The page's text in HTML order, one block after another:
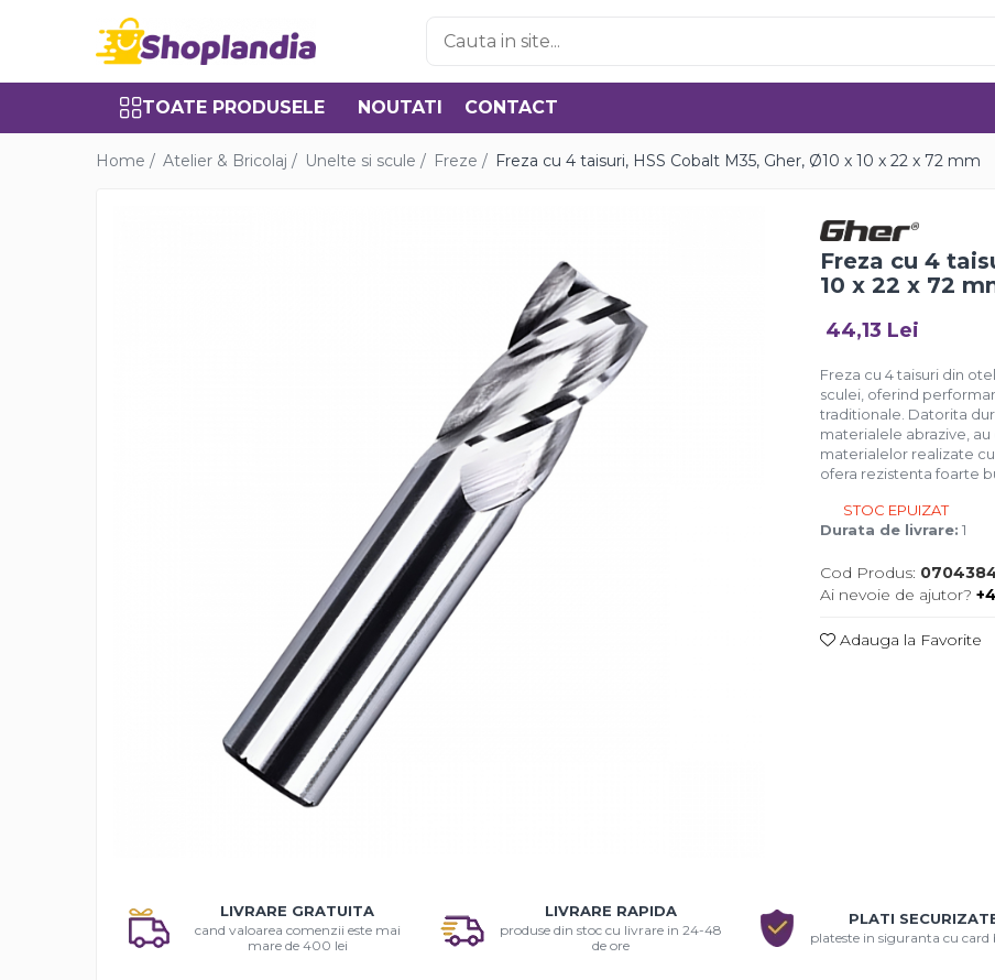
Toate Produsele
Atelier & Bricolaj
Solutii desfundat tevi
Solutii suprafete
TOATE PRODUSELE NOUTATI CONTACT
Home / Atelier & Bricolaj / Unelte si scule / Freze / Freza cu 4 taisuri, HSS Cobalt M35, Gher, Ø10 x 10 x 22 x 72 mm
Freza cu 4
10 x 22 x 72
Facebook
44,13 Lei
Freza cu 4 taisuri din
sculei, oferind
traditionale. Datorita
materialele abrazive,
materialelor realizate
ofera rezistenta foarte
STOC EPUIZAT
Durata de livrare: 1
Cod Produs:
Ai nevoie de ajutor?
Adauga la Favorite
LIVRARE GRATUITA
cand valoarea comenzii este mai
mare de 400 lei
LIVRARE RAPIDA
produse din stoc cu livrare in 24-48
de ore
PLATI
plateste in siguranta cu card